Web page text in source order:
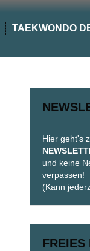
TAEKWONDO
Hier geht's
und keine
verpassen!
(Kann
FREIES